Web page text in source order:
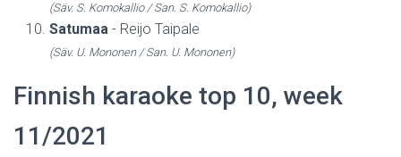
(Säv. S. Komokallio / San. S. Komokallio)
Satumaa - Reijo Taipale
(Säv. U. Mononen / San. U. Mononen)
Finnish karaoke top 10, week
11/2021